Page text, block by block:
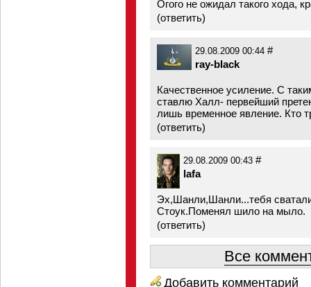
Огого не ожидал такого хода,
(ответить)
29.08.2009 00:44 #
ray-black
Качественное усиление. С
ставлю Халл- первейший
лишь временное явление. Кто
(ответить)
29.08.2009 00:43 #
lafa
Эх,Шанли,Шанли...тебя
Стоук.Поменял шило на мыло.
(ответить)
Все
Добавить комментарий